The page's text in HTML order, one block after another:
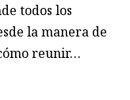
todos los
la manera de
reunir…